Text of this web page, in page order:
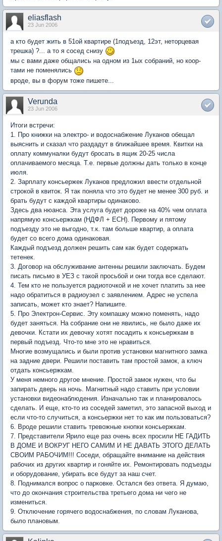
eliasflash
23 Jun 2006
а кто будет жить в 51ой квартире (1подъезд, 12эт, неторцевая
трешка) ?... а то я сосед снизу
мы с вами даже общались на одном из 1ых собраний, но коор-
тами не поменялись
вроде, вы в форум тоже пишете...
Verunda
23 Jun 2006
Итоги встречи:
1. Про книжки на электро- и водоснабжение Луканов обещал
выяснить и сказал что раздадут в ближайшее время. Квитки на
оплату коммуналки будут бросать в ящик 20-25 числа
оплачиваемого месяца. Т.е. первые должны дать только в конце
июля.
2. Зарплату консьержек Луканов предложил ввести отдельной
строкой в квиток. Я так поняла что это будет не менее 300 руб. и
брать будут с каждой квартиры одинаково.
Здесь два нюанса. Эта услуга будет дороже на 40% чем оплата
напрямую консьержкам (НДФЛ + ЕСН). Первому и пятому
подъезду это не выгодно, т.к. там больше квартир, а оплата
будет со всего дома одинаковая.
Каждый подъезд должен решить сам как будет содержать
тетенек.
3. Договор на обслуживание антенны решили заключать. Будем
писать письмо в УЕЗ с такой просьбой и они тогда все сделают.
4. Тем кто не пользуется радиоточкой и не хочет платить за нее
надо обратиться в радиоузел с заявлением. Адрес не успела
записать, может кто знает? Напишите.
5. Про Электрон-Сервис. Эту компашку можно поменять, надо
будет заняться. На собрание они не явились, не было даже их
девочки. Кстати их девочку хотят посадить к консьержкам в
первый подъезд. Что-то мне это не нравиться.
Многие возмущались и были против установки магнитного замка
на задние двери. Решили поставить там простой замок, а ключ
отдать консьержкам.
У меня немного другое мнение. Простой замок нужен, что бы
запирать дверь на ночь. Магнитный надо ставить при условии
установки видеонаблюдения. Изначально так и планировалось
сделать. И еще, кто-то из соседей заметил, это запасной выход и
если что-то случиться, а консьержки нет то как им пользоваться?
6. Вроде решили ставить тревожные кнопки консьержкам.
7. Представители Ярило еще раз очень всех просили НЕ ГАДИТЬ
В ДОМЕ И ВОКРУГ НЕГО САМИМ И НЕ ДАВАТЬ ЭТОГО ДЕЛАТЬ
СВОИМ РАБОЧИМ!!! Соседи, обращайте внимание на действия
рабочих из других квартир и гоняйте их. Ремонтировать подъезды
и оборудование, убирать все будут за наш счет.
8. Поднимался вопрос о парковке. Остался без ответа. Я думаю,
что до окончания строительства третьего дома ни чего не
измениться.
9. Отключение горячего водоснабжения, по словам Луканова,
было плановым.